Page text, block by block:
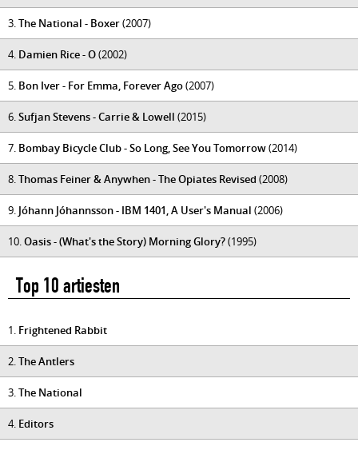
3.The National - Boxer(2007)
4. Damien Rice - O(2002)
5. Bon Iver - For Emma, Forever Ago(2007)
6.Sufjan Stevens - Carrie & Lowell (2015)
7. Bombay Bicycle Club - So Long, See You Tomorrow(2014)
8.Thomas Feiner & Anywhen - The Opiates Revised (2008)
9. Jóhann Jóhannsson - IBM 1401, A User's Manual (2006)
10.Oasis - (What's the Story) Morning Glory?(1995)
Top 10 artiesten
1. Frightened Rabbit
2.The Antlers
3.The National
4. Editors